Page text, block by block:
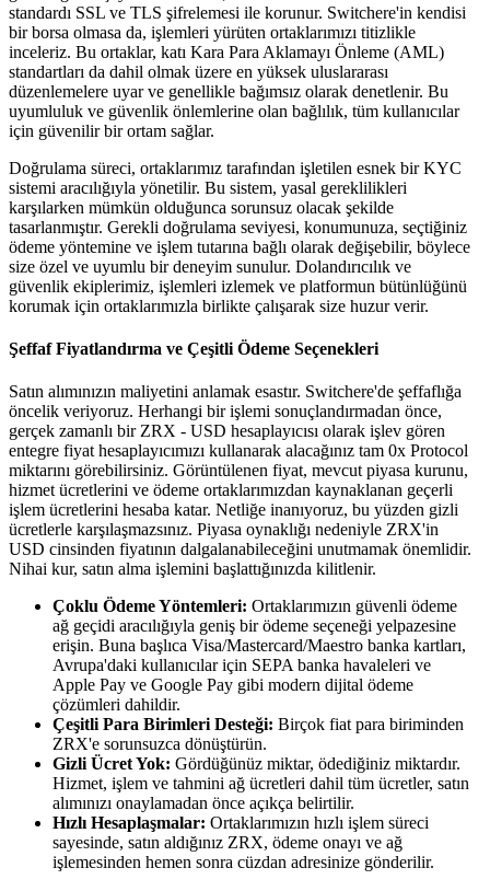
standardı SSL ve TLS şifrelemesi ile korunur. Switchere'in kendisi
bir borsa olmasa da, işlemleri yürüten ortaklarımızı titizlikle
inceleriz. Bu ortaklar, katı Kara Para Aklamayı Önleme (AML)
standartları da dahil olmak üzere en yüksek uluslararası
düzenlemelere uyar ve genellikle bağımsız olarak denetlenir. Bu
uyumluluk ve güvenlik önlemlerine olan bağlılık, tüm kullanıcılar
için güvenilir bir ortam sağlar.
Doğrulama süreci, ortaklarımız tarafından işletilen esnek bir KYC
sistemi aracılığıyla yönetilir. Bu sistem, yasal gereklilikleri
karşılarken mümkün olduğunca sorunsuz olacak şekilde
tasarlanmıştır. Gerekli doğrulama seviyesi, konumunuza, seçtiğiniz
ödeme yöntemine ve işlem tutarına bağlı olarak değişebilir, böylece
size özel ve uyumlu bir deneyim sunulur. Dolandırıcılık ve
güvenlik ekiplerimiz, işlemleri izlemek ve platformun bütünlüğünü
korumak için ortaklarımızla birlikte çalışarak size huzur verir.
Şeffaf Fiyatlandırma ve Çeşitli Ödeme Seçenekleri
Satın alımınızın maliyetini anlamak esastır. Switchere'de şeffaflığa
öncelik veriyoruz. Herhangi bir işlemi sonuçlandırmadan önce,
gerçek zamanlı bir ZRX - USD hesaplayıcısı olarak işlev gören
entegre fiyat hesaplayıcımızı kullanarak alacağınız tam 0x Protocol
miktarını görebilirsiniz. Görüntülenen fiyat, mevcut piyasa kurunu,
hizmet ücretlerini ve ödeme ortaklarımızdan kaynaklanan geçerli
işlem ücretlerini hesaba katar. Netliğe inanıyoruz, bu yüzden gizli
ücretlerle karşılaşmazsınız. Piyasa oynaklığı nedeniyle ZRX'in
USD cinsinden fiyatının dalgalanabileceğini unutmamak önemlidir.
Nihai kur, satın alma işlemini başlattığınızda kilitlenir.
Çoklu Ödeme Yöntemleri: Ortaklarımızın güvenli ödeme
ağ geçidi aracılığıyla geniş bir ödeme seçeneği yelpazesine
erişin. Buna başlıca Visa/Mastercard/Maestro banka kartları,
Avrupa'daki kullanıcılar için SEPA banka havaleleri ve
Apple Pay ve Google Pay gibi modern dijital ödeme
çözümleri dahildir.
Çeşitli Para Birimleri Desteği: Birçok fiat para biriminden
ZRX'e sorunsuzca dönüştürün.
Gizli Ücret Yok: Gördüğünüz miktar, ödediğiniz miktardır.
Hizmet, işlem ve tahmini ağ ücretleri dahil tüm ücretler, satın
alımınızı onaylamadan önce açıkça belirtilir.
Hızlı Hesaplaşmalar: Ortaklarımızın hızlı işlem süreci
sayesinde, satın aldığınız ZRX, ödeme onayı ve ağ
işlemesinden hemen sonra cüzdan adresinize gönderilir.